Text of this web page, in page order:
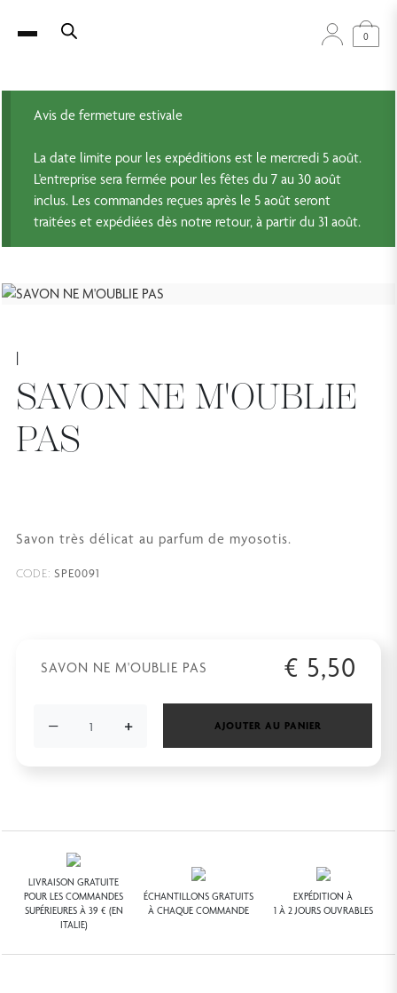
0
Avis de fermeture estivale
La date limite pour les expéditions est le mercredi 5 août.
L'entreprise sera fermée pour les fêtes du 7 au 30 août
inclus. Les commandes reçues après le 5 août seront
traitées et expédiées dès notre retour, à partir du 31 août.
SAVON NE M'OUBLIE
PAS
Savon très délicat au parfum de myosotis.
CODE: SPE0091
SAVON NE M'OUBLIE PAS € 5,50
− + AJOUTER AU PANIER
LIVRAISON GRATUITE
POUR LES COMMANDES
SUPÉRIEURES À 39 € (EN
ITALIE)
ÉCHANTILLONS GRATUITS
À CHAQUE COMMANDE
EXPÉDITION À
1 À 2 JOURS OUVRABLES